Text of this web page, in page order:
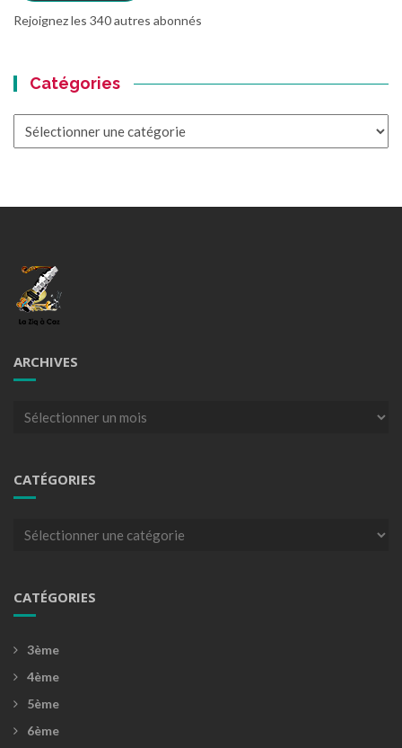
Rejoignez les 340 autres abonnés
Catégories
ARCHIVES
Archives
CATÉGORIES
Catégories
CATÉGORIES
3ème
4ème
5ème
6ème